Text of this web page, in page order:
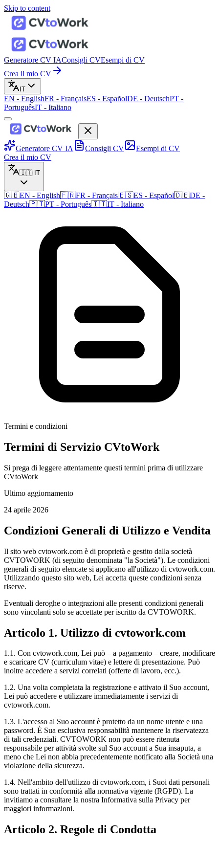
Skip to content
Generatore CV IAConsigli CVEsempi di CV
Crea il mio CV
IT
EN - EnglishFR - FrançaisES - EspañolDE - DeutschPT -
PortuguêsIT - Italiano
Generatore CV IA Consigli CV
Esempi di CV
Crea il mio CV
🇮🇹 IT
🇬🇧EN - English🇫🇷FR - Français🇪🇸ES - Español🇩🇪DE -
Deutsch🇵🇹PT - Português🇮🇹IT - Italiano
Termini e condizioni
Termini di Servizio CVtoWork
Si prega di leggere attentamente questi termini prima di utilizzare
CVtoWork
Ultimo aggiornamento
24 aprile 2026
Condizioni Generali di Utilizzo e Vendita
Il sito web cvtowork.com è di proprietà e gestito dalla società
CVTOWORK (di seguito denominata "la Società"). Le condizioni
generali di seguito elencate si applicano all'utilizzo di cvtowork.com.
Utilizzando questo sito web, Lei accetta queste condizioni senza
riserve.
Eventuali deroghe o integrazioni alle presenti condizioni generali
sono vincolanti solo se accettate per iscritto da CVTOWORK.
Articolo 1. Utilizzo di cvtowork.com
1.1. Con cvtowork.com, Lei può – a pagamento – creare, modificare
e scaricare CV (curriculum vitae) e lettere di presentazione. Può
inoltre accedere a servizi correlati (offerte di lavoro, ecc.).
1.2. Una volta completata la registrazione e attivato il Suo account,
Lei può accedere e utilizzare immediatamente i servizi di
cvtowork.com.
1.3. L'accesso al Suo account è protetto da un nome utente e una
password. È Sua esclusiva responsabilità mantenere la riservatezza
di tali credenziali. CVTOWORK non può essere ritenuta
responsabile per attività svolte sul Suo account a Sua insaputa, a
meno che Lei non abbia precedentemente notificato alla Società una
violazione della sicurezza.
1.4. Nell'ambito dell'utilizzo di cvtowork.com, i Suoi dati personali
sono trattati in conformità alla normativa vigente (RGPD). La
invitiamo a consultare la nostra Informativa sulla Privacy per
maggiori informazioni.
Articolo 2. Regole di Condotta